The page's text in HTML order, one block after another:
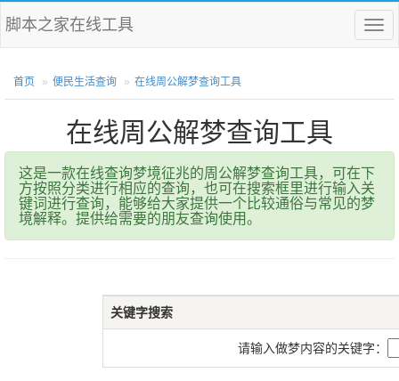
菜
单
脚本之家在线工具
首页 便民生活查询 在线周公解梦查询工具
在线周公解梦查询工具
这是一款在线查询梦境征兆的周公解梦查询工具，可在下
方按照分类进行相应的查询，也可在搜索框里进行输入关
键词进行查询，能够给大家提供一个比较通俗与常见的梦
境解释。提供给需要的朋友查询使用。
关键字搜索
请输入做梦内容的关键字：